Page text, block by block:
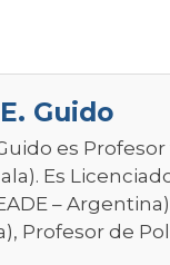
Guido
es
Es
–
Profesor de